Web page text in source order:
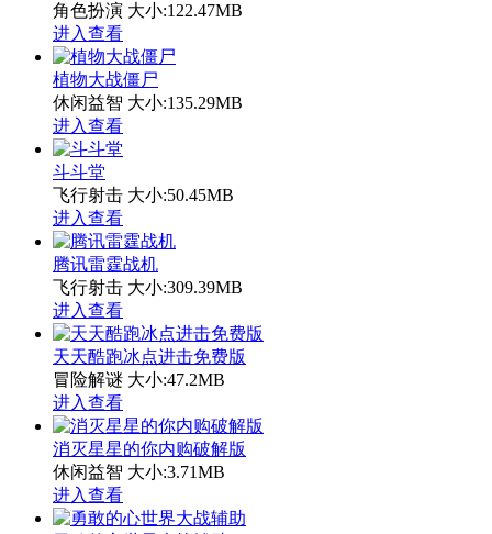
角色扮演 大小:122.47MB
进入查看
植物大战僵尸
休闲益智 大小:135.29MB
进入查看
斗斗堂
飞行射击 大小:50.45MB
进入查看
腾讯雷霆战机
飞行射击 大小:309.39MB
进入查看
天天酷跑冰点进击免费版
冒险解谜 大小:47.2MB
进入查看
消灭星星的你内购破解版
休闲益智 大小:3.71MB
进入查看